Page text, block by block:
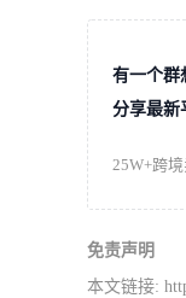
有一个群
分享最新
25W+跨
免责声明
本文链接: